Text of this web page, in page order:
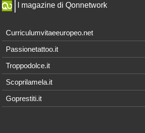
I magazine di Qonnetwork
Curriculumvitaeeuropeo.net
Passionetattoo.it
Troppodolce.it
Scoprilamela.it
Goprestiti.it